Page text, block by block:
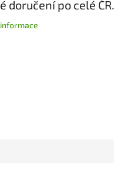
doručení po celé ČR.